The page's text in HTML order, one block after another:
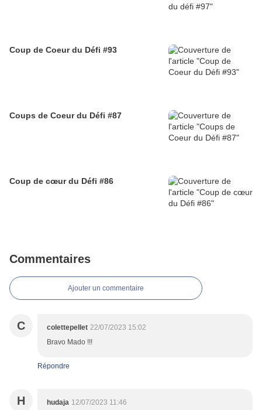
Coup de Coeur du Défi #93
Coups de Coeur du Défi #87
Coup de cœur du Défi #86
Commentaires
Ajouter un commentaire
C colettepellet 22/07/2023 15:02
Bravo Mado !!!
Répondre
H hudaja 12/07/2023 11:46